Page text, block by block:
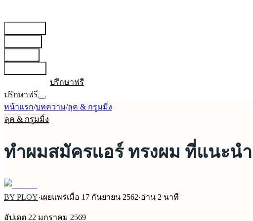
ปรึกษาฟรี
ปรึกษาฟรี
หน้าแรก/บทความ/ลุค & กรูมมิ่ง
ลุค & กรูมมิ่ง
ทำผมสมัครแอร์ ทรงผม ที่แนะน
BY PLOY·เผยแพร่เมื่อ 17 กันยายน 2562·อ่าน 2 นาที
อัปเดต 22 มกราคม 2569